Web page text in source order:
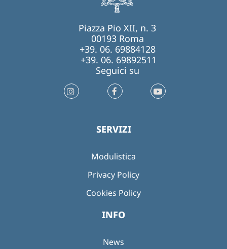
Piazza Pio XII, n. 3
00193 Roma
+39. 06. 69884128
+39. 06. 69892511
Seguici su
SERVIZI
Modulistica
Privacy Policy
Cookies Policy
INFO
News